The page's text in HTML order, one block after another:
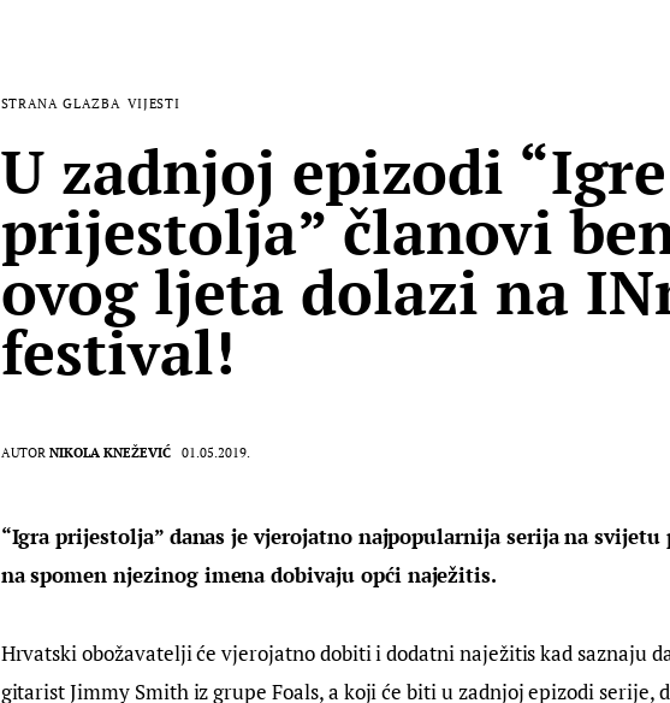
STRANA GLAZBA VIJESTI
U zadnjoj epizodi “Igre
prijestolja” članovi
ovog ljeta dolazi na
festival!
AUTOR NIKOLA KNEŽEVIĆ 01.05.2019.
“Igra prijestolja” danas je vjerojatno najpopularnija serija na svijetu
na spomen njezinog imena dobivaju opći naježitis.
Hrvatski obožavatelji će vjerojatno dobiti i dodatni naježitis kad saznaju
gitarist Jimmy Smith iz grupe Foals, a koji će biti u zadnjoj epizodi serije,